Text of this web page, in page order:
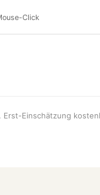
Click
Einschätzung